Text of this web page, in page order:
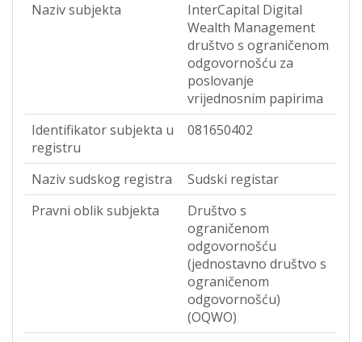
Naziv subjekta
InterCapital Digital
Wealth Management
društvo s ograničenom
odgovornošću za
poslovanje
vrijednosnim papirima
Identifikator subjekta u
registru
081650402
Naziv sudskog registra
Sudski registar
Pravni oblik subjekta
Društvo s
ograničenom
odgovornošću
(jednostavno društvo s
ograničenom
odgovornošću)
(OQWO)